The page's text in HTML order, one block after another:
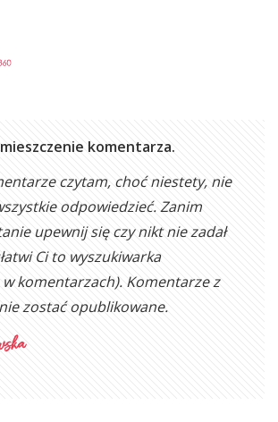
komentarza.
czytam, choć niestety, nie
odpowiedzieć. Zanim
upewnij się czy nikt nie zadał
Ci to wyszukiwarka
komentarzach). Komentarze z
zostać opublikowane.